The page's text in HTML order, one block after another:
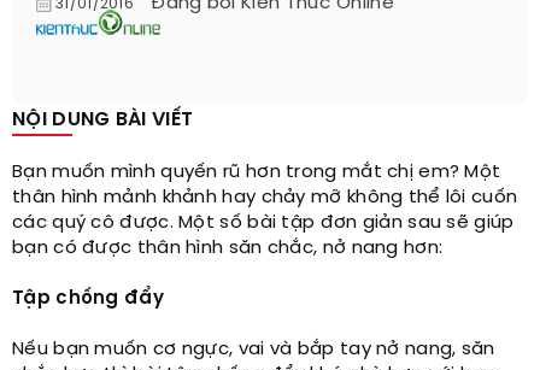
31/01/2016
NỘI DUNG BÀI VIẾT
Bạn muốn mình quyến rũ hơn trong mắt chị em? Một
thân hình mảnh khảnh hay chảy mỡ không thể lôi cuốn
các quý cô được. Một số bài tập đơn giản sau sẽ giúp
bạn có được thân hình săn chắc, nở nang hơn:
Tập chống đẩy
Nếu bạn muốn cơ ngực, vai và bắp tay nở nang, săn